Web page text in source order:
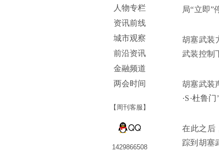
人物专栏
资讯前线
城市观察
前沿资讯
金融频道
两会时间
【周刊客服】
1429866508
局“立即”
胡塞武装
武装控制
胡塞武装
·S·杜鲁
在此之后
踪到胡塞